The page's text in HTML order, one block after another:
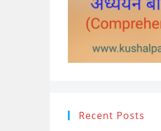
Recent Posts